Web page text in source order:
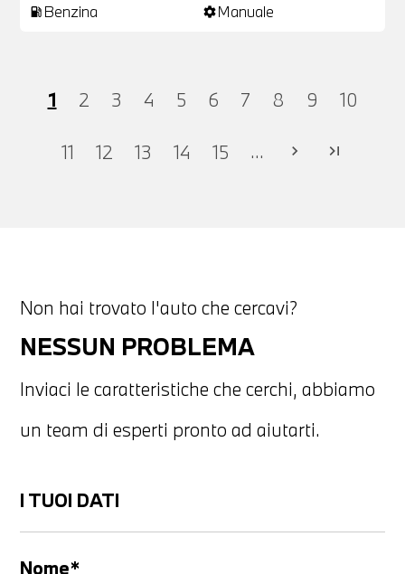
local_gas_station Benzina settingsManuale
1 2 3 4 5 6 7 8 9 10
11 12 13 14 15 ... chevron_right last_page
Non hai trovato l'auto che cercavi?
NESSUN PROBLEMA
Inviaci le caratteristiche che cerchi, abbiamo
un team di esperti pronto ad aiutarti.
I TUOI DATI
Nome*